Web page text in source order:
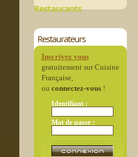
Restaurants
Restaurateurs
Inscrivez vous
gratuitement sur Cuisine
Française,
ou connectez-vous!
Identifiant :
Mot de passe :